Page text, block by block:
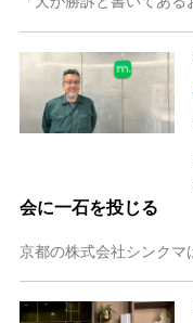
会に一石を投じる